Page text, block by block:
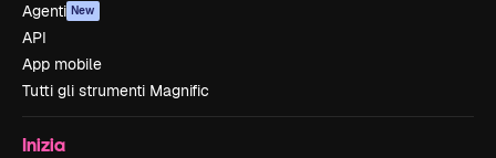
Agenti New
API
App mobile
Tutti gli strumenti Magnific
Inizia